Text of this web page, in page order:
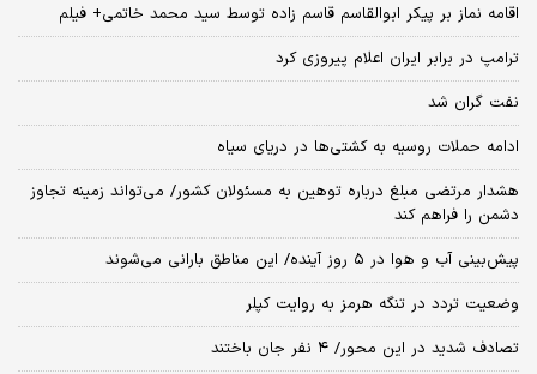
اقامه نماز بر پیکر ابوالقاسم قاسم زاده توسط سید محمد خاتمی+ فیلم
ترامپ در برابر ایران اعلام پیروزی کرد
نفت گران شد
ادامه حملات روسیه به کشتی‌ها در دریای سیاه
هشدار مرتضی مبلغ درباره توهین به مسئولان کشور/ می‌تواند زمینه تجاوز
دشمن را فراهم کند
پیش‌بینی آب و هوا در ۵ روز آینده/ این مناطق بارانی می‌شوند
وضعیت تردد در تنگه هرمز به روایت کپلر
تصادف شدید در این محور/ ۴ نفر جان باختند